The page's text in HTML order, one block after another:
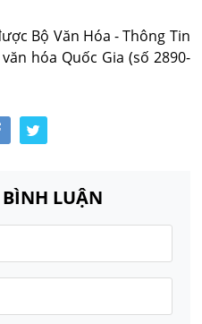
Bộ Văn Hóa - Thông Tin
hóa Quốc Gia (số 2890-
LUẬN